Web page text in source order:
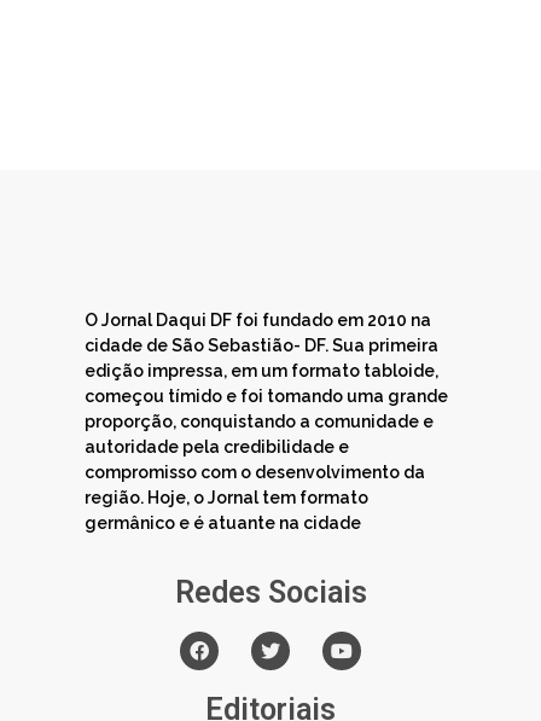
O Jornal Daqui DF foi fundado em 2010 na
cidade de São Sebastião- DF. Sua primeira
edição impressa, em um formato tabloide,
começou tímido e foi tomando uma grande
proporção, conquistando a comunidade e
autoridade pela credibilidade e
compromisso com o desenvolvimento da
região. Hoje, o Jornal tem formato
germânico e é atuante na cidade
Redes Sociais
Editoriais